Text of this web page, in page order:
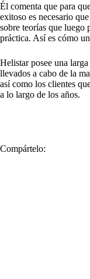
Él comenta que para
exitoso es necesario
sobre teorías que luego
práctica. Así es cómo
Helistar posee una
llevados a cabo de la
así como los clientes
a lo largo de los años.
Compártelo: